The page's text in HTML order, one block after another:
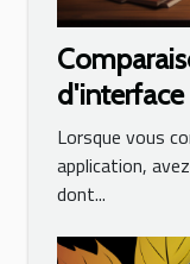
d'interface
UX
Lorsque vous
application,
dont...